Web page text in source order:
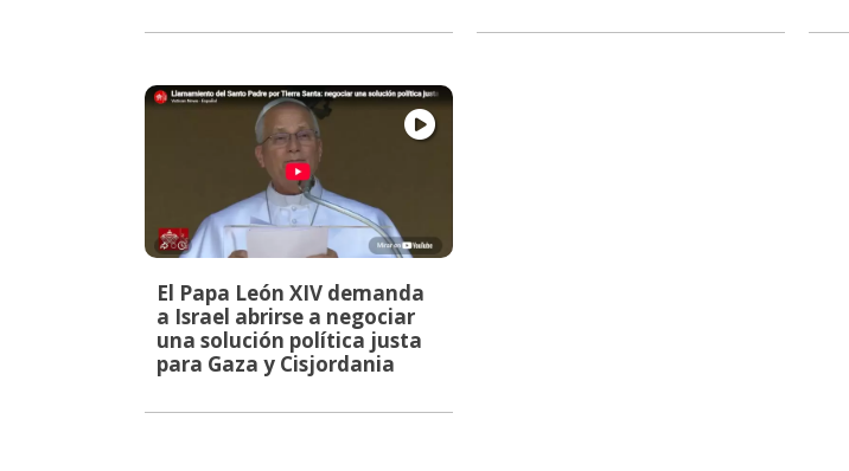
El Papa León XIV demanda
a Israel abrirse a negociar
una solución política justa
para Gaza y Cisjordania